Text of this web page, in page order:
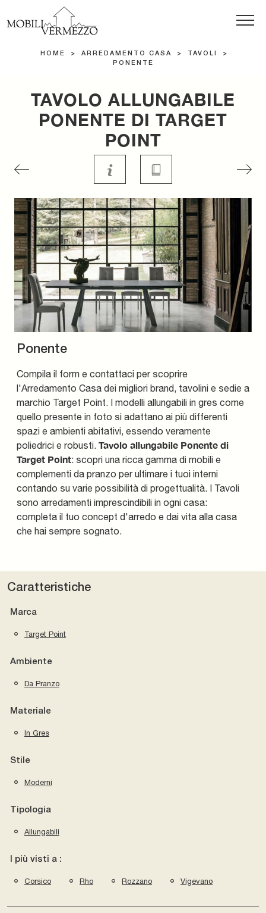
HOME > ARREDAMENTO CASA > TAVOLI
>
PONENTE
TAVOLO ALLUNGABILE
PONENTE DI TARGET
POINT
Ponente
Compila il form e contattaci per scoprire
l'Arredamento Casa dei migliori brand, tavolini e sedie a
marchio Target Point. I modelli allungabili in gres come
quello presente in foto si adattano ai più differenti
spazi e ambienti abitativi, essendo veramente
poliedrici e robusti. Tavolo allungabile Ponente di
Target Point: scopri una ricca gamma di mobili e
complementi da pranzo per ultimare i tuoi interni
contando su varie possibilità di progettualità. I Tavoli
sono arredamenti imprescindibili in ogni casa:
completa il tuo concept d'arredo e dai vita alla casa
che hai sempre sognato.
Caratteristiche
Marca
Target Point
Ambiente
Da Pranzo
Materiale
In Gres
Stile
Moderni
Tipologia
Allungabili
I più visti a :
Corsico Rho Rozzano Vigevano